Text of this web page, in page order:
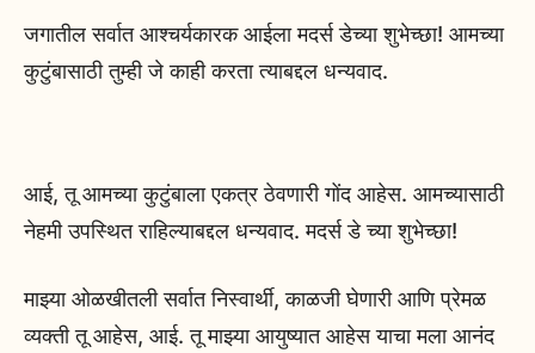
जगातील सर्वात आश्चर्यकारक आईला मदर्स डेच्या शुभेच्छा! आमच्या
कुटुंबासाठी तुम्ही जे काही करता त्याबद्दल धन्यवाद.
आई, तू आमच्या कुटुंबाला एकत्र ठेवणारी गोंद आहेस. आमच्यासाठी
नेहमी उपस्थित राहिल्याबद्दल धन्यवाद. मदर्स डे च्या शुभेच्छा!
माझ्या ओळखीतली सर्वात निस्वार्थी, काळजी घेणारी आणि प्रेमळ
व्यक्ती तू आहेस, आई. तू माझ्या आयुष्यात आहेस याचा मला आनंद